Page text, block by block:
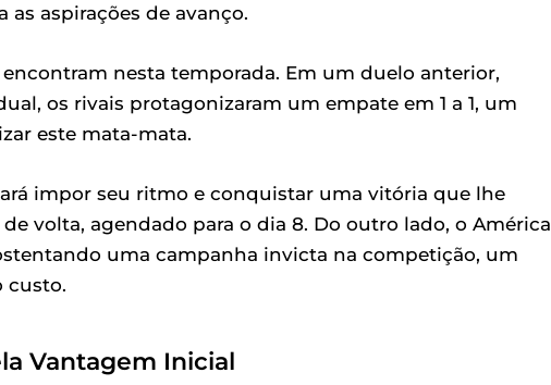
aspirações de avanço.
encontram nesta temporada. Em um duelo anterior,
os rivais protagonizaram um empate em 1 a 1, um
este mata-mata.
impor seu ritmo e conquistar uma vitória que lhe
volta, agendado para o dia 8. Do outro lado, o América
uma campanha invicta na competição, um
custo.
Vantagem Inicial